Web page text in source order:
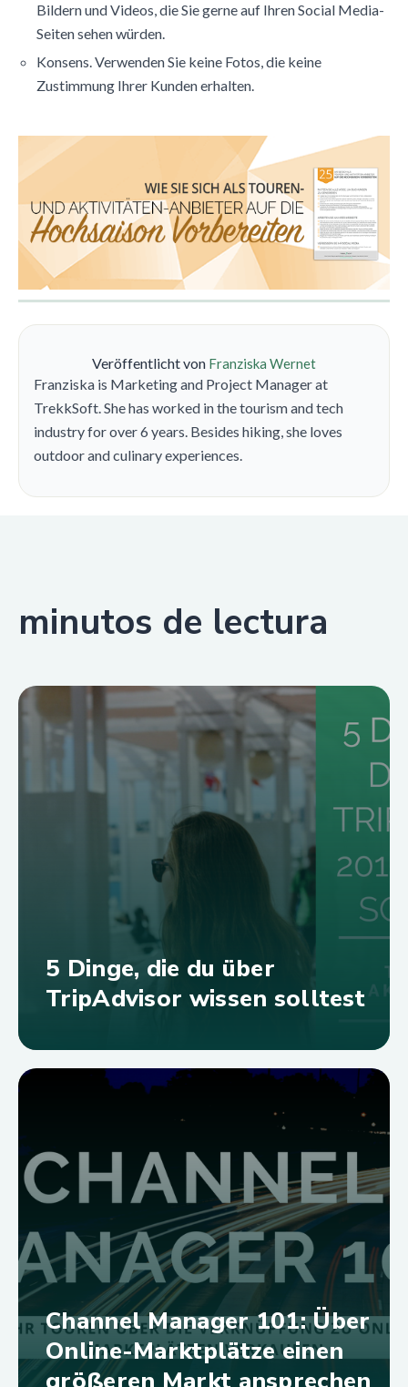
Bildern und Videos, die Sie gerne auf Ihren Social Media-
Seiten sehen würden.
Konsens. Verwenden Sie keine Fotos, die keine
Zustimmung Ihrer Kunden erhalten.
Veröffentlicht von Franziska Wernet
Franziska is Marketing and Project Manager at
TrekkSoft. She has worked in the tourism and tech
industry for over 6 years. Besides hiking, she loves
outdoor and culinary experiences.
minutos de lectura
5 Dinge, die du über
TripAdvisor wissen solltest
Channel Manager 101: Über
Online-Marktplätze einen